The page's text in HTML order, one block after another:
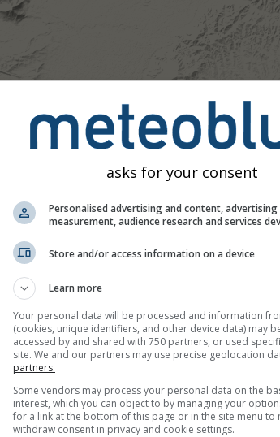
Moderado Fuerte Muy fuerte
en Nichelino. Esta animación muestra elradar
así como una previsión de
. Las cruces
(disponibles en EE.UU., Europa y
para el radar.La intensidad de la
asks for your consent
Personalised advertising and content,
measurement, audience research and services
Store and/or access information on a device
Learn more
Your personal data will be processed and information
(cookies, unique identifiers, and other device data) may
accessed by and shared with 750 partners, or used
site. We and our partners may use precise geolocation
partners.
Some vendors may process your personal data on the
interest, which you can object to by managing your
for a link at the bottom of this page or in the site menu to
withdraw consent in privacy and cookie settings.